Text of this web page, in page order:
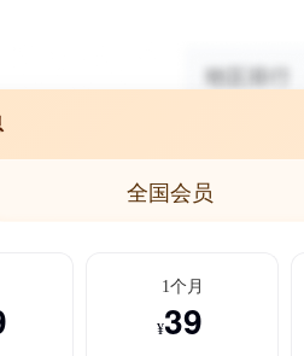
全国会员
1个月
¥39